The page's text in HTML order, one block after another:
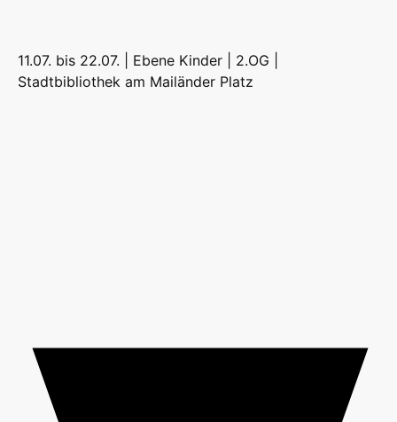
11.07. bis 22.07. | Ebene Kinder | 2.OG |
Stadtbibliothek am Mailänder Platz